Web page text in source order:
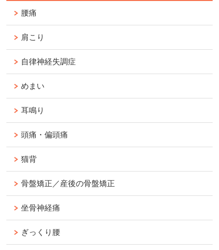
腰痛
肩こり
自律神経失調症
めまい
耳鳴り
頭痛・偏頭痛
猫背
骨盤矯正／産後の骨盤矯正
坐骨神経痛
ぎっくり腰